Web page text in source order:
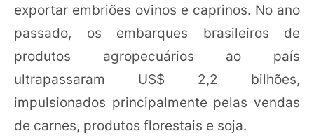
exportar embriões ovinos e caprinos. No ano
passado, os embarques brasileiros de
produtos agropecuários ao país
ultrapassaram US$ 2,2 bilhões,
impulsionados principalmente pelas vendas
de carnes, produtos florestais e soja.